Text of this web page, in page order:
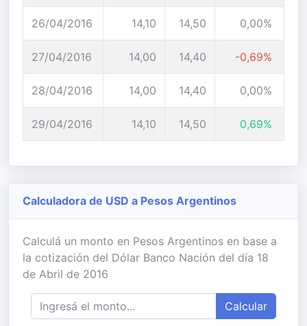
26/04/2016 14,10 14,50 0,00%
27/04/2016 14,00 14,40 -0,69%
28/04/2016 14,00 14,40 0,00%
29/04/2016 14,10 14,50 0,69%
Calculadora de USD a Pesos Argentinos
Calculá un monto en Pesos Argentinos en base a
la cotización del Dólar Banco Nación del día 18
de Abril de 2016
Calcular